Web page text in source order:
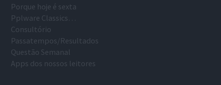
Porque hoje é sexta
Pplware Classics…
Consultório
Passatempos/Resultados
Questão Semanal
Apps dos nossos leitores